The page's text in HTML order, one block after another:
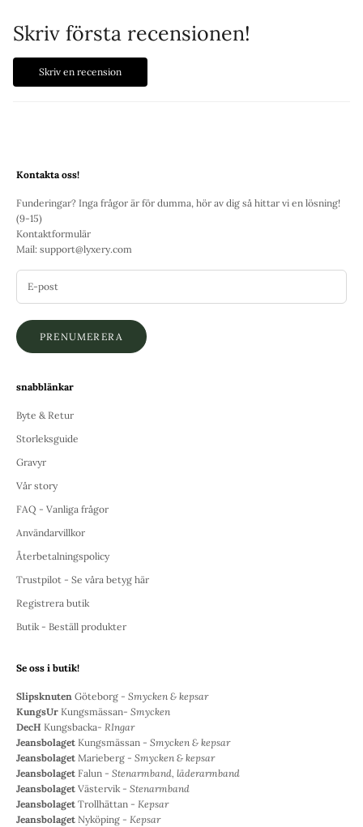
Skriv första recensionen!
Skriv en recension
Kontakta oss!
Funderingar? Inga frågor är för dumma, hör av dig så hittar vi en lösning!
(9-15)
Kontaktformulär
Mail: support@lyxery.com
PRENUMERERA
snabblänkar
Byte & Retur
Storleksguide
Gravyr
Vår story
FAQ - Vanliga frågor
Användarvillkor
Återbetalningspolicy
Trustpilot - Se våra betyg här
Registrera butik
Butik - Beställ produkter
Se oss i butik!
Slipsknuten Göteborg - Smycken & kepsar
KungsUr Kungsmässan- Smycken
DecH Kungsbacka- RIngar
Jeansbolaget Kungsmässan - Smycken & kepsar
Jeansbolaget Marieberg - Smycken & kepsar
Jeansbolaget Falun - Stenarmband, läderarmband
Jeansbolaget Västervik - Stenarmband
Jeansbolaget Trollhättan - Kepsar
Jeansbolaget Nyköping - Kepsar